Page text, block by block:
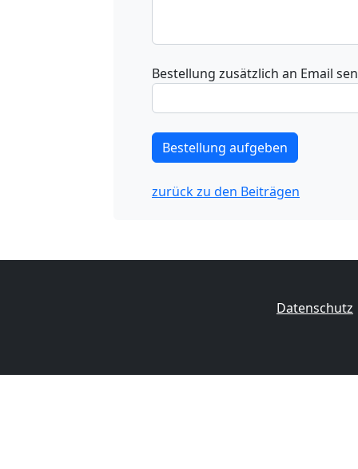
Bestellung zusätzlich an Email
zurück zu den Beiträgen
Datenschutz